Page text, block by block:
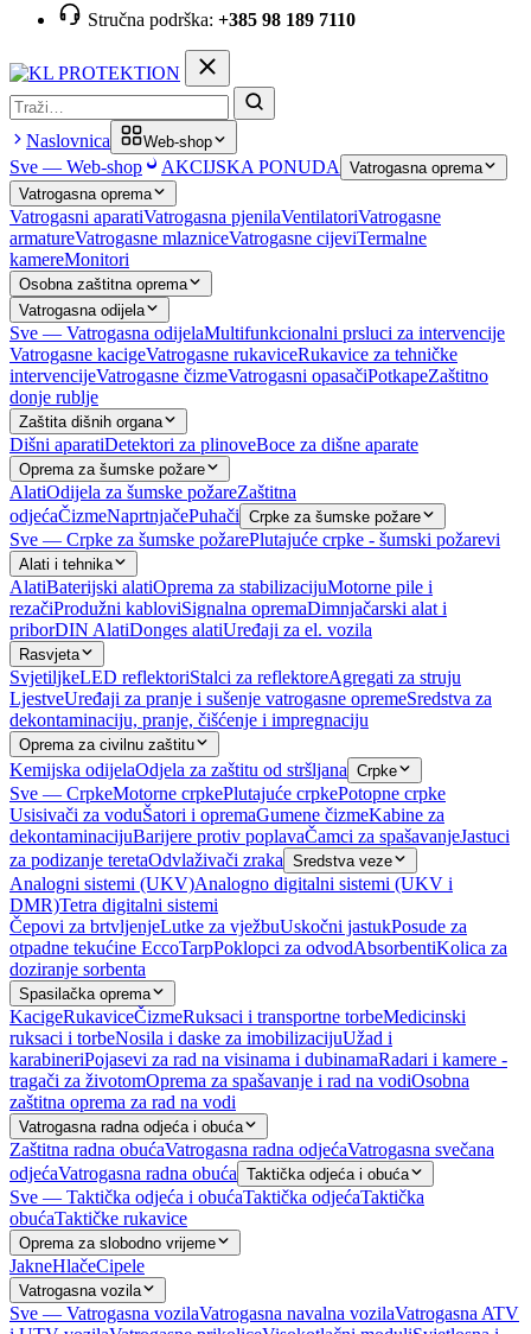
Stručna podrška: +385 98 189 7110
Pretraga
Naslovnica Web-shop
Sve — Web-shop AKCIJSKA PONUDA
Vatrogasna oprema
Vatrogasna oprema
Vatrogasni aparatiVatrogasna pjenilaVentilatoriVatrogasne
armatureVatrogasne mlazniceVatrogasne cijeviTermalne
kamereMonitori
Osobna zaštitna oprema
Vatrogasna odijela
Sve — Vatrogasna odijelaMultifunkcionalni prsluci za intervencije
Vatrogasne kacigeVatrogasne rukaviceRukavice za tehničke
intervencijeVatrogasne čizmeVatrogasni opasačiPotkapeZaštitno
donje rublje
Zaštita dišnih organa
Dišni aparatiDetektori za plinoveBoce za dišne aparate
Oprema za šumske požare
AlatiOdijela za šumske požareZaštitna
odjećaČizmeNaprtnjačePuhači Crpke za šumske požare
Sve — Crpke za šumske požarePlutajuće crpke - šumski požarevi
Alati i tehnika
AlatiBaterijski alatiOprema za stabilizacijuMotorne pile i
rezačiProdužni kabloviSignalna opremaDimnjačarski alat i
priborDIN AlatiDonges alatiUređaji za el. vozila
Rasvjeta
SvjetiljkeLED reflektoriStalci za reflektoreAgregati za struju
LjestveUređaji za pranje i sušenje vatrogasne opremeSredstva za
dekontaminaciju, pranje, čišćenje i impregnaciju
Oprema za civilnu zaštitu
Kemijska odijelaOdjela za zaštitu od stršljana Crpke
Sve — CrpkeMotorne crpkePlutajuće crpkePotopne crpke
Usisivači za voduŠatori i opremaGumene čizmeKabine za
dekontaminacijuBarijere protiv poplavaČamci za spašavanjeJastuci
za podizanje teretaOdvlaživači zraka Sredstva veze
Analogni sistemi (UKV)Analogno digitalni sistemi (UKV i
DMR)Tetra digitalni sistemi
Čepovi za brtvljenjeLutke za vježbuUskočni jastukPosude za
otpadne tekućine EccoTarpPoklopci za odvodAbsorbentiKolica za
doziranje sorbenta
Spasilačka oprema
KacigeRukaviceČizmeRuksaci i transportne torbeMedicinski
ruksaci i torbeNosila i daske za imobilizacijuUžad i
karabineriPojasevi za rad na visinama i dubinamaRadari i kamere -
tragači za životomOprema za spašavanje i rad na vodiOsobna
zaštitna oprema za rad na vodi
Vatrogasna radna odjeća i obuća
Zaštitna radna obućaVatrogasna radna odjećaVatrogasna svečana
odjećaVatrogasna radna obuća Taktička odjeća i obuća
Sve — Taktička odjeća i obućaTaktička odjećaTaktička
obućaTaktičke rukavice
Oprema za slobodno vrijeme
JakneHlačeCipele
Vatrogasna vozila
Sve — Vatrogasna vozilaVatrogasna navalna vozilaVatrogasna ATV